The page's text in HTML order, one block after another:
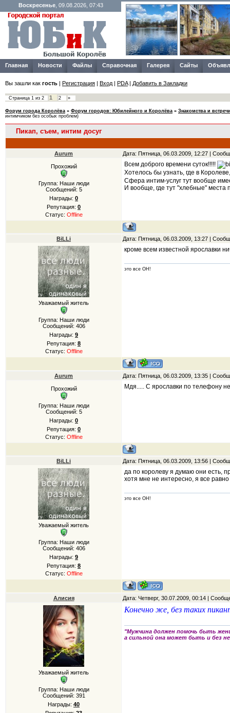
Воскресенье, 09.08.2026, 07:43
Главная Новости Файлы Справочная Галерея Сайты
Вы зашли как гость | Регистрация | Вход | PDA| Добавить в Закладки
Страница 1 из 2 1 2 »
Форум города Королёва » Форум городов: Юбилейного и Королёва » Знакомства и
интимчиком без особых проблем)
Пикап, съем, интим досуг
Aurum Дата: Пятница, 06.03.2009, 12:27 |
Прохожий
Группа: Наши люди
Сообщений: 5
Награды: 0
Репутация: 0
Статус: Offline
Всем доброго времени суток!!!!!
Хотелось бы узнать, где в
Сфера интим-услуг тут вообще
И вообще, где тут "хлебные" места
BiLLi Дата: Пятница, 06.03.2009, 13:27 |
Уважаемый житель
Группа: Наши люди
Сообщений: 406
Награды: 9
Репутация: 8
Статус: Offline
кроме всем известной ярославки
это все ОН!
Aurum Дата: Пятница, 06.03.2009, 13:35 |
Прохожий
Группа: Наши люди
Сообщений: 5
Награды: 0
Репутация: 0
Статус: Offline
Мдя..... С ярославки по телефону
BiLLi Дата: Пятница, 06.03.2009, 13:56 |
Уважаемый житель
Группа: Наши люди
Сообщений: 406
Награды: 9
Репутация: 8
Статус: Offline
да по королеву я думаю они есть,
хотя мне не интересно, я все
это все ОН!
Алисия Дата: Четверг, 30.07.2009, 00:14 |
Уважаемый житель
Группа: Наши люди
Сообщений: 391
Награды: 40
Конечно же, без таких
"Мужчина должен помочь быть
а сильной она может быть и без